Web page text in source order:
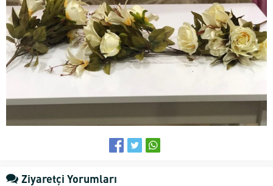
Ziyaretçi Yorumları